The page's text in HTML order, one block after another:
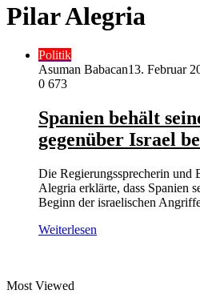
Pilar Alegria
Politik
Asuman Babacan13. Februar
0 673
Spanien behält
gegenüber Israel
Die Regierungssprecherin und
Alegria erklärte, dass Spanien
Beginn der israelischen
Weiterlesen
Most Viewed